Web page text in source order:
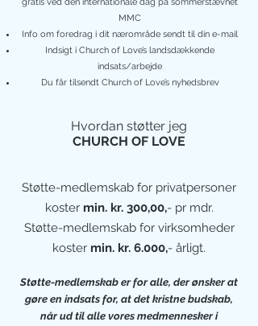
MMC
Info om foredrag i dit nærområde sendt til din e-mail
Indsigt i Church of Love’s landsdækkende
indsats/arbejde
Du får tilsendt Church of Love’s nyhedsbrev
Hvordan støtter jeg
CHURCH OF LOVE
Støtte-medlemskab for privatpersoner
koster min. kr. 300,00,- pr mdr.
Støtte-medlemskab for virksomheder
koster min. kr. 6.000,- årligt.
Støtte-medlemskab er for alle, der ønsker at
gøre en indsats for, at det kristne budskab,
når ud til alle vores medmennesker i